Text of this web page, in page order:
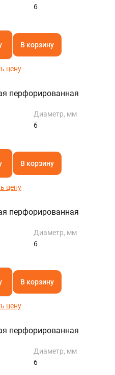
6
В корзину
цену
перфорированная
Диаметр, мм
6
В корзину
цену
перфорированная
Диаметр, мм
6
В корзину
цену
перфорированная
Диаметр, мм
6